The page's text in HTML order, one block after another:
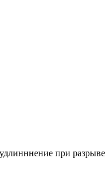
при разрыве